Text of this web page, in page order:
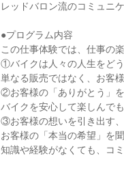
レッドバロン流のコミュニ
●プログラム内容
この仕事体験では、仕事の
①バイクは人々の人生をど
単なる販売ではなく、お客
②お客様の「ありがとう」
バイクを安心して楽しんで
③お客様の想いを引き出す
お客様の「本当の希望」を
知識や経験がなくても、コ